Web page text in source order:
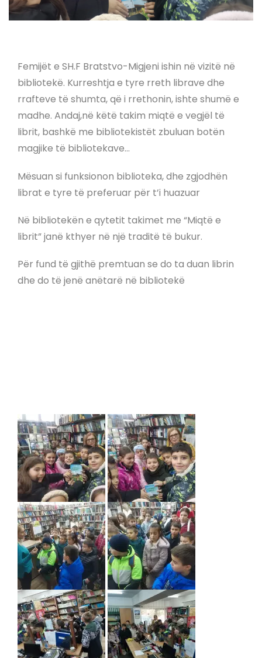
Femijët e SH.F Bratstvo-Migjeni ishin në vizitë në
bibliotekë. Kurreshtja e tyre rreth librave dhe
rrafteve të shumta, që i rrethonin, ishte shumë e
madhe. Andaj,në këtë takim miqtë e vegjël të
librit, bashkë me bibliotekistët zbuluan botën
magjike të bibliotekave…
Mësuan si funksionon biblioteka, dhe zgjodhën
librat e tyre të preferuar për t’i huazuar
Në bibliotekën e qytetit takimet me “Miqtë e
librit” janë kthyer në një traditë të bukur.
Për fund të gjithë premtuan se do ta duan librin
dhe do të jenë anëtarë në bibliotekë